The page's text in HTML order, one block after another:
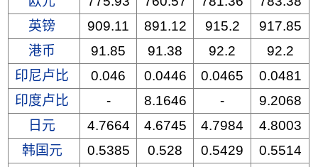
英镑
909.11 891.12 915.2
917.85
港币
91.85 91.38 92.2
92.2
印尼卢比
0.046 0.0446 0.0465
0.0481
印度卢比
- 8.1646 -
9.2068
日元
4.7664 4.6745 4.7984
4.8003
韩国元
0.5385 0.528 0.5429
0.5514